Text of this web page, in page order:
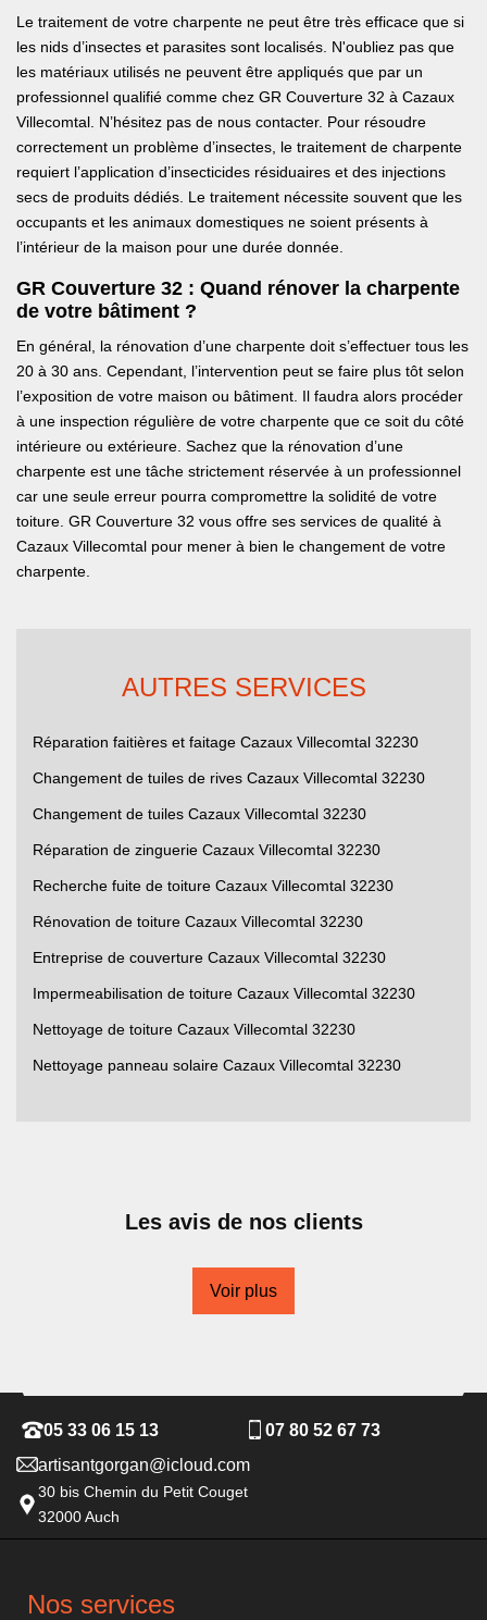
Le traitement de votre charpente ne peut être très efficace que si
les nids d’insectes et parasites sont localisés. N'oubliez pas que
les matériaux utilisés ne peuvent être appliqués que par un
professionnel qualifié comme chez GR Couverture 32 à Cazaux
Villecomtal. N’hésitez pas de nous contacter. Pour résoudre
correctement un problème d’insectes, le traitement de charpente
requiert l’application d’insecticides résiduaires et des injections
secs de produits dédiés. Le traitement nécessite souvent que les
occupants et les animaux domestiques ne soient présents à
l’intérieur de la maison pour une durée donnée.
GR Couverture 32 : Quand rénover la charpente
de votre bâtiment ?
En général, la rénovation d’une charpente doit s’effectuer tous les
20 à 30 ans. Cependant, l’intervention peut se faire plus tôt selon
l’exposition de votre maison ou bâtiment. Il faudra alors procéder
à une inspection régulière de votre charpente que ce soit du côté
intérieure ou extérieure. Sachez que la rénovation d’une
charpente est une tâche strictement réservée à un professionnel
car une seule erreur pourra compromettre la solidité de votre
toiture. GR Couverture 32 vous offre ses services de qualité à
Cazaux Villecomtal pour mener à bien le changement de votre
charpente.
AUTRES SERVICES
Réparation faitières et faitage Cazaux Villecomtal 32230
Changement de tuiles de rives Cazaux Villecomtal 32230
Changement de tuiles Cazaux Villecomtal 32230
Réparation de zinguerie Cazaux Villecomtal 32230
Recherche fuite de toiture Cazaux Villecomtal 32230
Rénovation de toiture Cazaux Villecomtal 32230
Entreprise de couverture Cazaux Villecomtal 32230
Impermeabilisation de toiture Cazaux Villecomtal 32230
Nettoyage de toiture Cazaux Villecomtal 32230
Nettoyage panneau solaire Cazaux Villecomtal 32230
Les avis de nos clients
Voir plus
05 33 06 15 13
07 80 52 67 73
artisantgorgan@icloud.com
30 bis Chemin du Petit Couget
32000 Auch
Nos services